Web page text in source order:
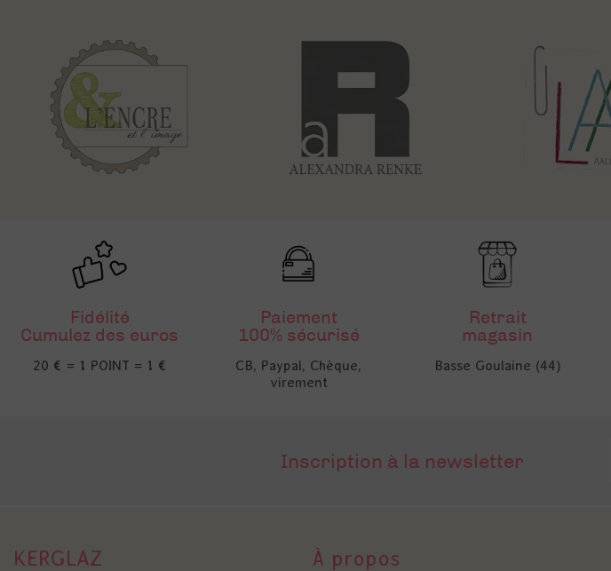
Fidélité
Cumulez des euros
20 € = 1 POINT = 1 €
Paiement
100% sécurisé
CB, Paypal, Chèque,
virement
Retrait
magasin
Basse Goulaine (44)
Inscription à la newsletter
KERGLAZ À propos